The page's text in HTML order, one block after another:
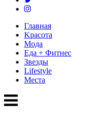
Главная
Kрасота
Мода
Еда + Фитнес
Звезды
Lifestyle
Mеста